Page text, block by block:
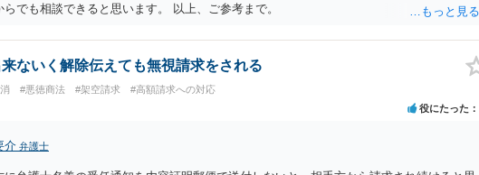
らでも相談できると思います。 以上、ご参考まで。
ないく解除伝えても無視請求をされる
#悪徳商法 #架空請求 #高額請求への対応
役にたった
介 弁護士